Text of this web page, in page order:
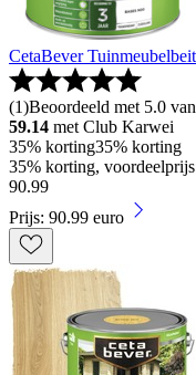
CetaBever
(1)Beoordeeld met 5.0
59.14 met Club Karwei
35% korting35% korting
35% korting,
90.99
Prijs: 90.99 euro